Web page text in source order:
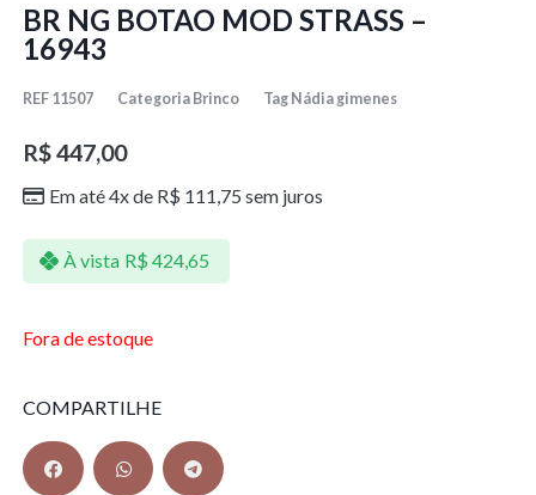
BR NG BOTAO MOD STRASS –
16943
REF 11507 Categoria Brinco Tag Nádia gimenes
R$447,00
Em até 4x de R$ 111,75 sem juros
À vista R$ 424,65
Fora de estoque
COMPARTILHE